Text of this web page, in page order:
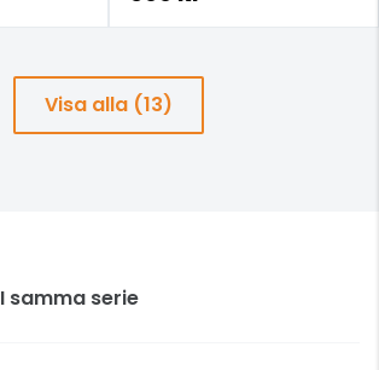
Visa alla (13)
I samma serie